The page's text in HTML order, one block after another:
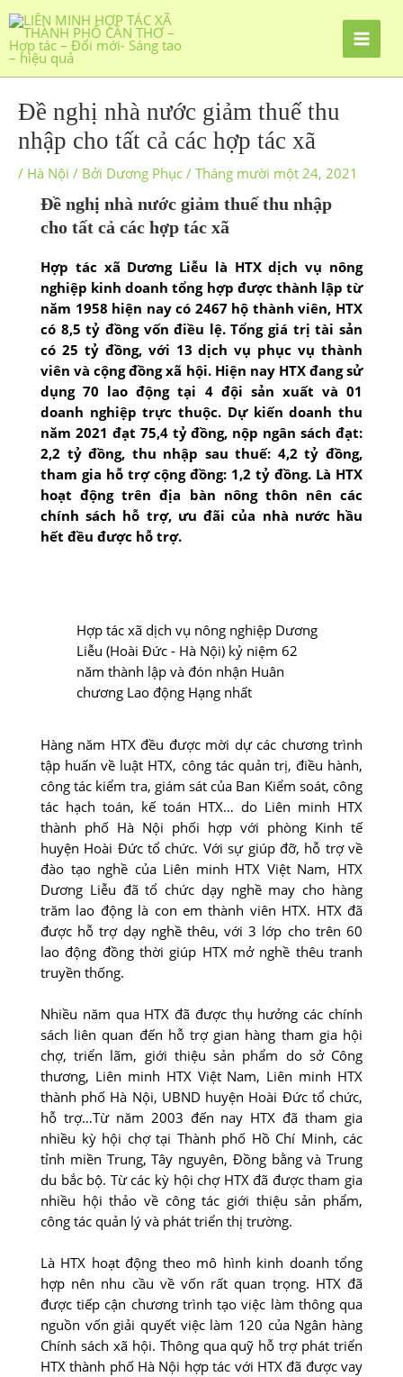
Đề nghị nhà nước giảm thuế thu
nhập cho tất cả các hợp tác xã
/ Hà Nội / Bởi Dương Phục / Tháng mười một 24, 2021
Đề nghị nhà nước giảm thuế thu nhập
cho tất cả các hợp tác xã
Hợp tác xã Dương Liễu là HTX dịch vụ nông
nghiệp kinh doanh tổng hợp được thành lập từ
năm 1958 hiện nay có 2467 hộ thành viên, HTX
có 8,5 tỷ đồng vốn điều lệ. Tổng giá trị tài sản
có 25 tỷ đồng, với 13 dịch vụ phục vụ thành
viên và cộng đồng xã hội. Hiện nay HTX đang sử
dụng 70 lao động tại 4 đội sản xuất và 01
doanh nghiệp trực thuộc. Dự kiến doanh thu
năm 2021 đạt 75,4 tỷ đồng, nộp ngân sách đạt:
2,2 tỷ đồng, thu nhập sau thuế: 4,2 tỷ đồng,
tham gia hỗ trợ cộng đồng: 1,2 tỷ đồng. Là HTX
hoạt động trên địa bàn nông thôn nên các
chính sách hỗ trợ, ưu đãi của nhà nước hầu
hết đều được hỗ trợ.
Hợp tác xã dịch vụ nông nghiệp Dương
Liễu (Hoài Đức - Hà Nội) kỷ niệm 62
năm thành lập và đón nhận Huân
chương Lao động Hạng nhất
Hàng năm HTX đều được mời dự các chương trình
tập huấn về luật HTX, công tác quản trị, điều hành,
công tác kiểm tra, giám sát của Ban Kiểm soát, công
tác hạch toán, kế toán HTX… do Liên minh HTX
thành phố Hà Nội phối hợp với phòng Kinh tế
huyện Hoài Đức tổ chức. Với sự giúp đỡ, hỗ trợ về
đào tạo nghề của Liên minh HTX Việt Nam, HTX
Dương Liễu đã tổ chức dạy nghề may cho hàng
trăm lao động là con em thành viên HTX. HTX đã
được hỗ trợ dạy nghề thêu, với 3 lớp cho trên 60
lao động đồng thời giúp HTX mở nghề thêu tranh
truyền thống.
Nhiều năm qua HTX đã được thụ hưởng các chính
sách liên quan đến hỗ trợ gian hàng tham gia hội
chợ, triển lãm, giới thiệu sản phẩm do sở Công
thương, Liên minh HTX Việt Nam, Liên minh HTX
thành phố Hà Nội, UBND huyện Hoài Đức tổ chức,
hỗ trợ…Từ năm 2003 đến nay HTX đã tham gia
nhiều kỳ hội chợ tại Thành phố Hồ Chí Minh, các
tỉnh miền Trung, Tây nguyên, Đồng bằng và Trung
du bắc bộ. Từ các kỳ hội chợ HTX đã được tham gia
nhiều hội thảo về công tác giới thiệu sản phẩm,
công tác quản lý và phát triển thị trường.
Là HTX hoạt động theo mô hình kinh doanh tổng
hợp nên nhu cầu về vốn rất quan trọng. HTX đã
được tiếp cận chương trình tạo việc làm thông qua
nguồn vốn giải quyết việc làm 120 của Ngân hàng
Chính sách xã hội. Thông qua quỹ hỗ trợ phát triển
HTX thành phố Hà Nội hợp tác với HTX đã được vay